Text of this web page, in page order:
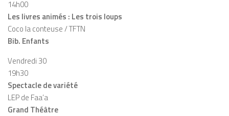
14h00
Les livres animés : Les trois loups
Coco la conteuse / TFTN
Bib. Enfants
Vendredi 30
19h30
Spectacle de variété
LEP de Faa’a
Grand Théâtre